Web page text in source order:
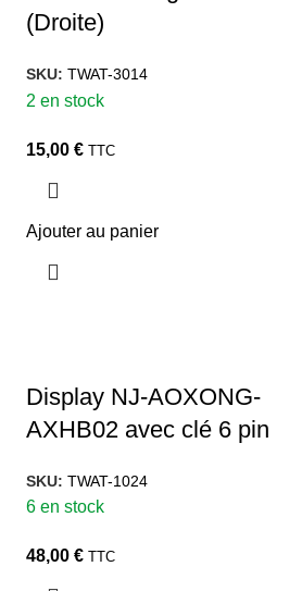
(Droite)
SKU: TWAT-3014
2 en stock
15,00 € TTC
Ajouter au panier
Display NJ-AOXONG-
AXHB02 avec clé 6 pin
SKU: TWAT-1024
6 en stock
48,00 € TTC